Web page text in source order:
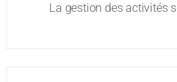
La gestion des activités